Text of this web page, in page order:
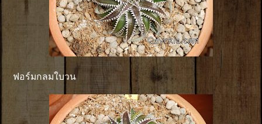
ฟอร์มกลมใบวน